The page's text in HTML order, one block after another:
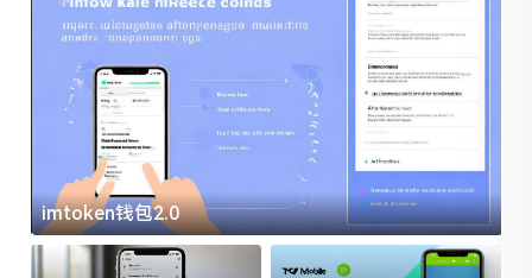
imtoken钱包2.0